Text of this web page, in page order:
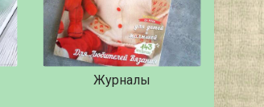
Журналы